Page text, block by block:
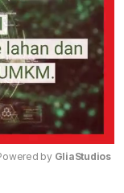
by GliaStudios